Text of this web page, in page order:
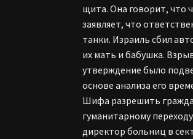
щита. Она говорит, что
заявляет, что
танки. Израиль сбил
их мать и бабушка.
утверждение было
основе анализа его
Шифа разрешить
гуманитарному
директор больниц в